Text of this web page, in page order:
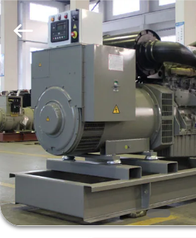
CASA
PRODOTTI
CIRCA
NOI
GIRO
Genor
Power
Equipment
Co.,
All
Reserved.